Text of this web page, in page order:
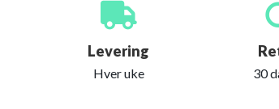
Levering
Hver uke 30